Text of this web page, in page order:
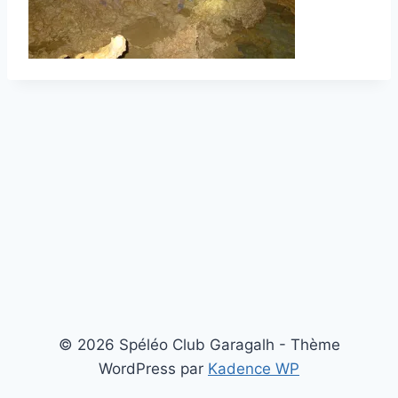
© 2026 Spéléo Club Garagalh - Thème
WordPress par Kadence WP